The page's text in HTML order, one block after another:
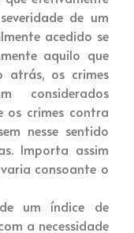
de um
acedido se
aquilo que
atrás, os crimes
considerados
os crimes contra
nesse sentido
Importa assim
consoante o
um índice de
a necessidade